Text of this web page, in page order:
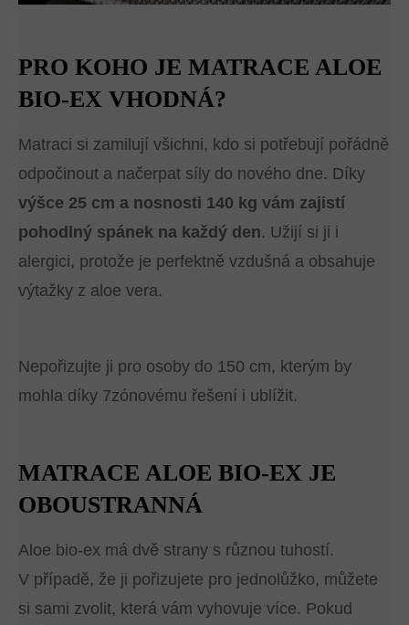
PRO KOHO JE MATRACE ALOE
BIO-EX VHODNÁ?
Matraci si zamilují všichni, kdo si potřebují pořádně
odpočinout a načerpat síly do nového dne. Díky
výšce 25 cm a nosnosti 140 kg vám zajistí
pohodlný spánek na každý den. Užijí si ji i
alergici, protože je perfektně vzdušná a obsahuje
výtažky z aloe vera.
Nepořizujte ji pro osoby do 150 cm, kterým by
mohla díky 7zónovému řešení i ublížit.
MATRACE ALOE BIO-EX JE
OBOUSTRANNÁ
Aloe bio-ex má dvě strany s různou tuhostí.
V případě, že ji pořizujete pro jednolůžko, můžete
si sami zvolit, která vám vyhovuje více. Pokud